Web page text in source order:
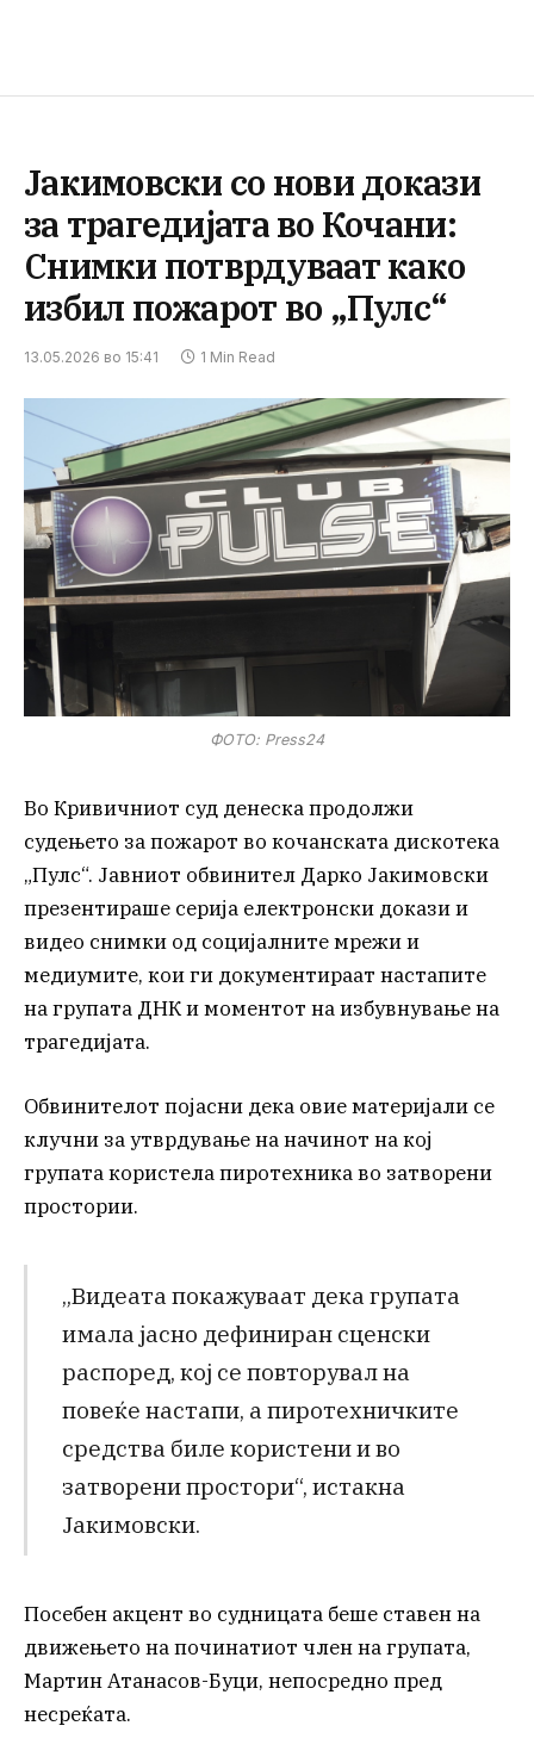
Јакимовски со нови докази
за трагедијата во Кочани:
Снимки потврдуваат како
избил пожарот во „Пулс“
13.05.2026 во 15:41 1 Min Read
ФОТО: Press24
Во Кривичниот суд денеска продолжи
судењето за пожарот во кочанската дискотека
„Пулс“. Јавниот обвинител Дарко Јакимовски
презентираше серија електронски докази и
видео снимки од социјалните мрежи и
медиумите, кои ги документираат настапите
на групата ДНК и моментот на избувнување на
трагедијата.
Обвинителот појасни дека овие материјали се
клучни за утврдување на начинот на кој
групата користела пиротехника во затворени
простории.
„Видеата покажуваат дека групата
имала јасно дефиниран сценски
распоред, кој се повторувал на
повеќе настапи, а пиротехничките
средства биле користени и во
затворени простори“, истакна
Јакимовски.
Посебен акцент во судницата беше ставен на
движењето на починатиот член на групата,
Мартин Атанасов-Буци, непосредно пред
несреќата.